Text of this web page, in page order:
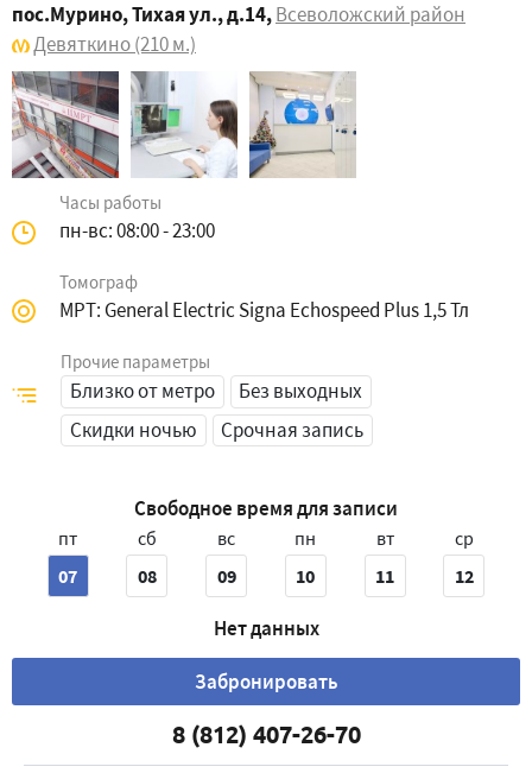
пос.Мурино, Тихая ул., д.14,Всеволожский район
Девяткино(210 м.)
Часы работы
пн-вс: 08:00 - 23:00
Томограф
МРТ: General Electric Signa Echospeed Plus 1,5 Тл
Прочие параметры
Близко от метро
Без выходных
Скидки ночью
Срочная запись
Свободное время для записи
пт
07
сб
08
вс
09
пн
10
вт
11
ср
12
Нет данных
Забронировать
8 (812) 407-26-70